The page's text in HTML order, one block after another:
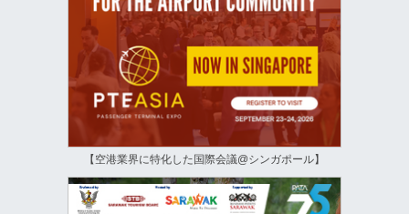
【空港業界に特化した国際会議@シンガポール】